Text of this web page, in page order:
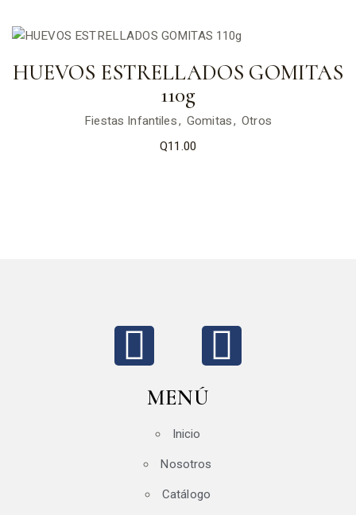
HUEVOS ESTRELLADOS GOMITAS
110g
Fiestas Infantiles Gomitas Otros
Q11.00
MENÚ
Inicio
Nosotros
Catálogo